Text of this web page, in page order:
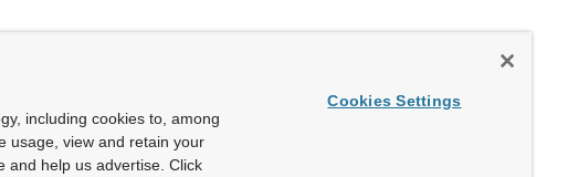
including cookies to, among
usage, view and retain your
and help us advertise. Click
Cookies Settings